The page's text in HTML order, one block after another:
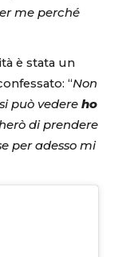
me perché
è stata un
“Non
può vedere ho
di prendere
per adesso mi